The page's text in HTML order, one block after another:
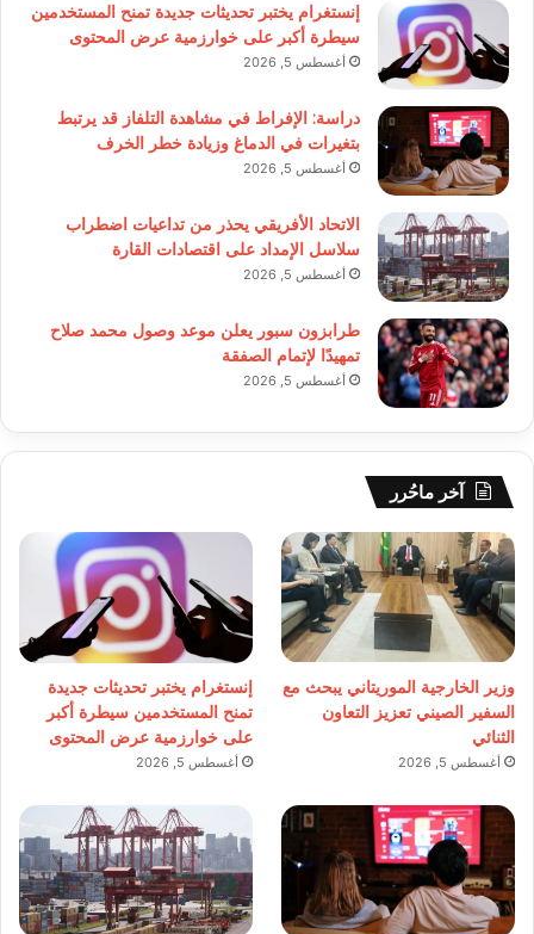
إنستغرام يختبر تحديثات جديدة تمنح المستخدمين
سيطرة أكبر على خوارزمية عرض المحتوى
أغسطس 5, 2026
دراسة: الإفراط في مشاهدة التلفاز قد يرتبط
بتغيرات في الدماغ وزيادة خطر الخرف
أغسطس 5, 2026
الاتحاد الأفريقي يحذر من تداعيات اضطراب
سلاسل الإمداد على اقتصادات القارة
أغسطس 5, 2026
طرابزون سبور يعلن موعد وصول محمد صلاح
تمهيدًا لإتمام الصفقة
أغسطس 5, 2026
آخر ماحُرر
وزير الخارجية الموريتاني يبحث مع
السفير الصيني تعزيز التعاون
الثنائي
أغسطس 5, 2026
إنستغرام يختبر تحديثات جديدة
تمنح المستخدمين سيطرة أكبر
على خوارزمية عرض المحتوى
أغسطس 5, 2026